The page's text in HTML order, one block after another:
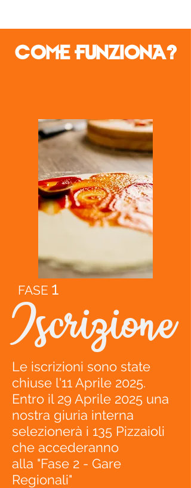
COME FUNZIONA?
FASE 1
Iscrizione
Le iscrizioni sono state
chiuse l'11 Aprile 2025.
Entro il 29 Aprile 2025 una
nostra giuria interna
selezionerà i 135 Pizzaioli
che accederanno
alla "Fase 2 - Gare
Regionali"